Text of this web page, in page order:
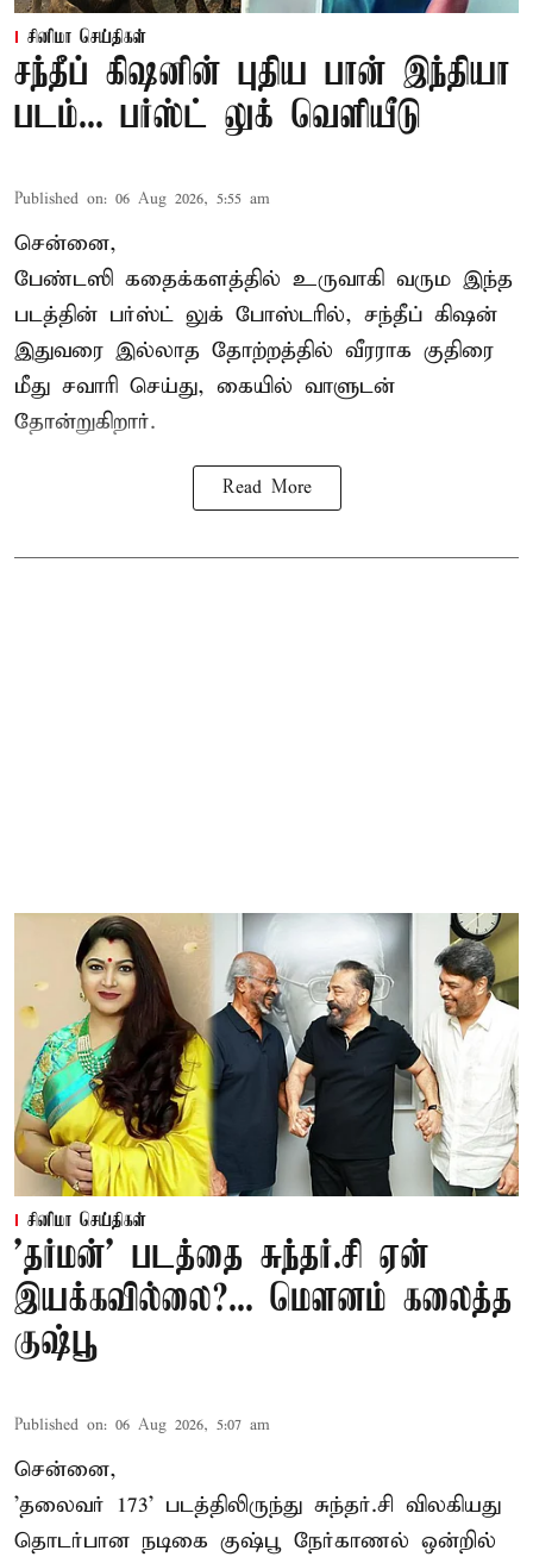
சினிமா செய்திகள்
சந்தீப் கிஷனின் புதிய பான் இந்தியா
படம்... பர்ஸ்ட் லுக் வெளியீடு
Published on: 06 Aug 2026, 5:55 am
சென்னை,
பேண்டஸி கதைக்களத்தில் உருவாகி வரும இந்த
படத்தின் பர்ஸ்ட் லுக் போஸ்டரில், சந்தீப் கிஷன்
இதுவரை இல்லாத தோற்றத்தில் வீரராக குதிரை
மீது சவாரி செய்து, கையில் வாளுடன்
தோன்றுகிறார்.
Read More
சினிமா செய்திகள்
'தர்மன்' படத்தை சுந்தர்.சி ஏன்
இயக்கவில்லை?... மௌனம் கலைத்த
குஷ்பூ
Published on: 06 Aug 2026, 5:07 am
சென்னை,
'தலைவர் 173' படத்திலிருந்து சுந்தர்.சி விலகியது
தொடர்பான நடிகை குஷ்பூ நேர்காணல் ஒன்றில்